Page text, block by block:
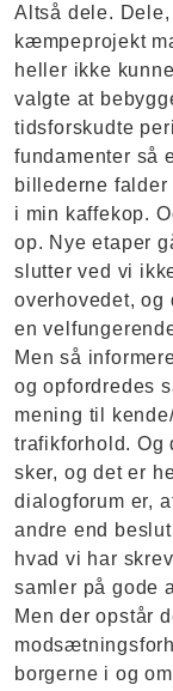
Altså dele.
kæmpeprojekt
heller ikke
valgte at
tidsforskudte
fundamenter så
billederne
i min kaffekop.
op. Nye etaper
slutter ved vi
overhovedet,
en
Men så
og opfordredes
mening til
trafikforhold. Og
sker, og det er
dialogforum er,
andre end
hvad vi har
samler på gode
Men der opstår
borgerne i og